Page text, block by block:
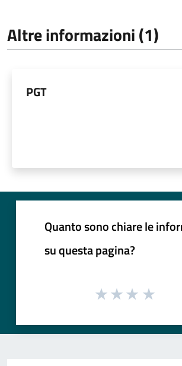
Altre informazioni (1)
PGT
Quanto sono chiare le
su questa pagina?